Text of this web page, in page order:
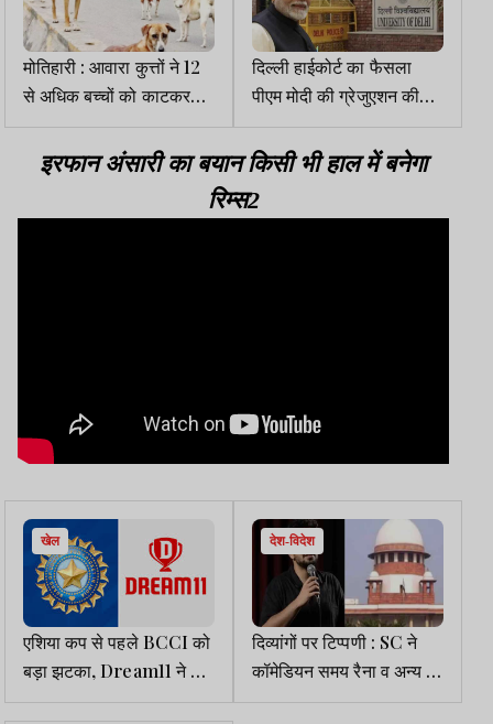
मोतिहारी : आवारा कुत्तों ने 12
से अधिक बच्चों को काटकर
किया घायल
दिल्ली हाईकोर्ट का फैसला
पीएम मोदी की ग्रेजुएशन की
डिग्री पब्लिक नहीं होगी, CIC
का आदेश खारिज
इरफान अंसारी का बयान किसी भी हाल में बनेगा
रिम्स2
खेल
एशिया कप से पहले BCCI को
बड़ा झटका, Dream11 ने बीच
में ही तोड़ा स्पॉन्सरशिप
देश-विदेश
दिव्यांगों पर टिप्पणी : SC ने
कॉमेडियन समय रैना व अन्य को
फटकारा, बिना शर्त माफी मांगने